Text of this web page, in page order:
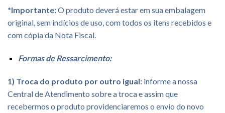
*Importante:O produto deverá estar em sua embalagem
original, sem indícios de uso, com todos os itens recebidos e
com cópia da Nota Fiscal.
Formas de Ressarcimento:
1) Troca do produto por outro igual: informe a nossa
Central de Atendimento sobre a troca e assim que
recebermos o produto providenciaremos o envio do novo